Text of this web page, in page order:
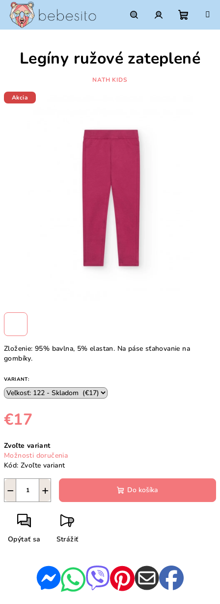
Prejsť
obsah
HľadaťPrihlásenie
košík
Zloženie: 95% bavlna, 5% elastan. Na páse sťahovanie na
gombíky.
VARIANT:
€17
cena:
Zvoľte variant
Možnosti doručenia
Kód: Zvoľte variant
+
− Do košíka
Opýtať sa Strážiť
Legíny ružové zateplené
NATH KIDS
Akcia